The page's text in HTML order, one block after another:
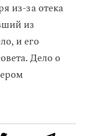
из-за отека
из
и его
Дело о